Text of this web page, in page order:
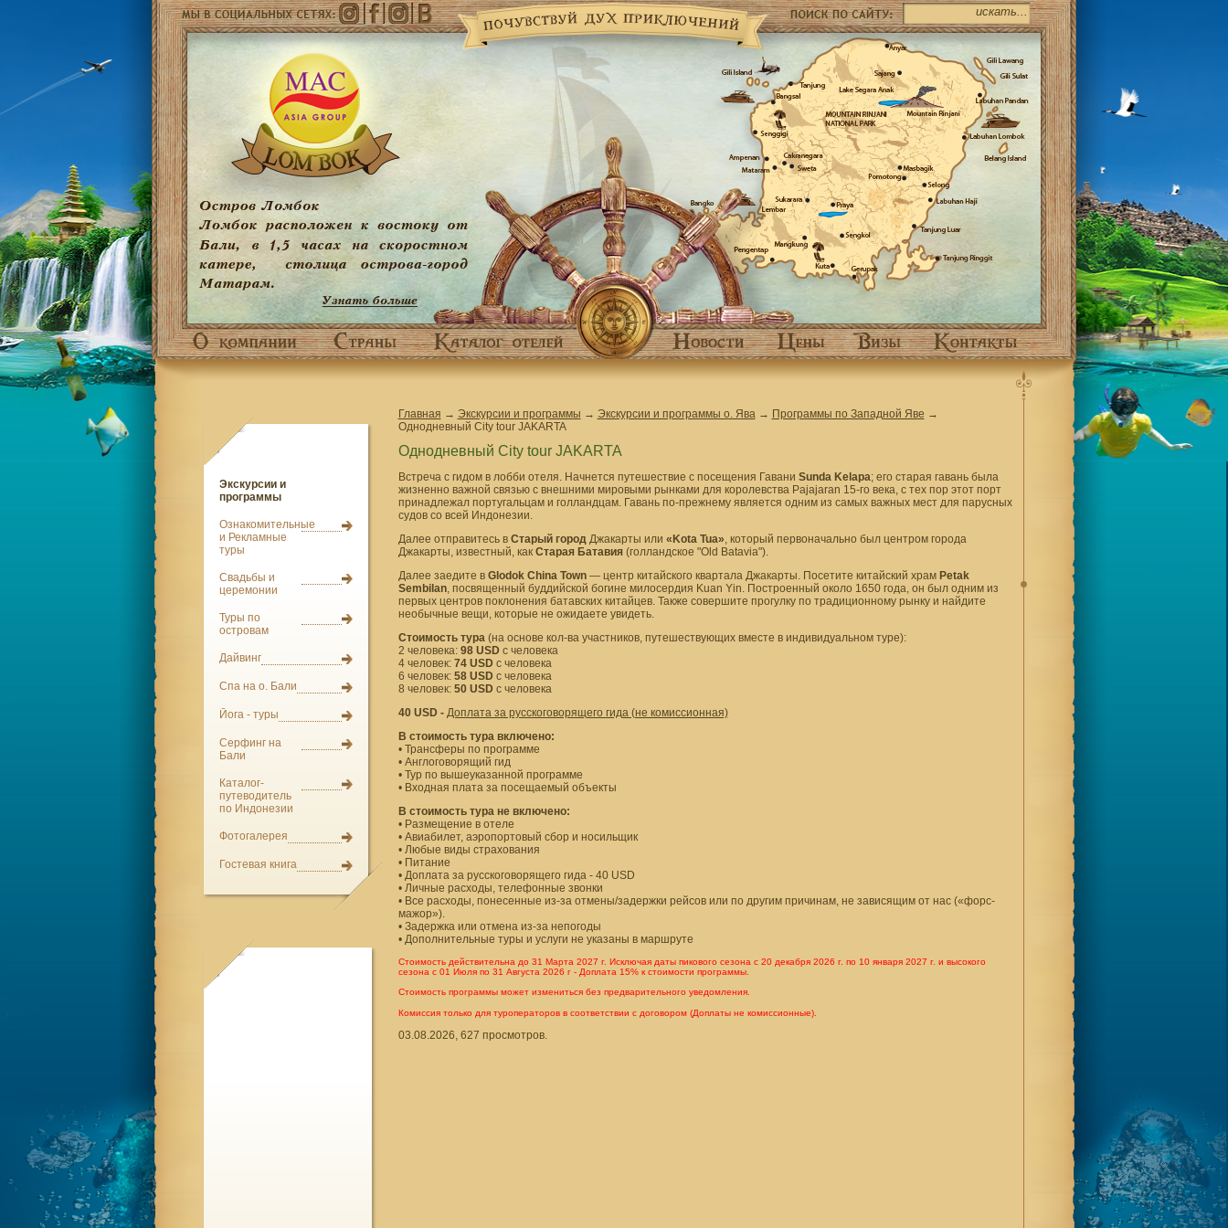
Экскурсии и
программы
Ознакомительные
и Рекламные
туры
Свадьбы и
церемонии
Туры по
островам
Дайвинг
Спа на о. Бали
Йога - туры
Серфинг на
Бали
Каталог-
путеводитель
по Индонезии
Фотогалерея
Гостевая книга
Главная → Экскурсии и программы → Экскурсии и программы о. Ява → Программы по Западной Яве →
Однодневный City tour JAKARTA
Однодневный City tour JAKARTA
Встреча с гидом в лобби отеля. Начнется путешествие с посещения Гавани Sunda Kelapa; его старая гавань была
жизненно важной связью с внешними мировыми рынками для королевства Pajajaran 15-го века, с тех пор этот порт
принадлежал португальцам и голландцам. Гавань по-прежнему является одним из самых важных мест для парусных
судов со всей Индонезии.
Далее отправитесь в Старый город Джакарты или «Kota Tua» , который первоначально был центром города
Джакарты, известный, как Старая Батавия(голландское "Old Batavia").
Далее заедите в Glodok China Town— центр китайского квартала Джакарты. Посетите китайский храм Petak
Sembilan, посвященный буддийской богине милосердия Kuan Yin. Построенный около 1650 года, он был одним из
первых центров поклонения батавских китайцев. Также совершите прогулку по традиционному рынку и найдите
необычные вещи, которые не ожидаете увидеть.
Стоимость тура (на основе кол-ва участников, путешествующих вместе в индивидуальном туре):
2 человека: 98 USD с человека
4 человек: 74 USD с человека
6 человек: 58 USD с человека
8 человек: 50 USD с человека
40 USD - Доплата за русскоговорящего гида (не комиссионная)
В стоимость тура включено:
• Трансферы по программе
• Англоговорящий гид
• Тур по вышеуказанной программе
• Входная плата за посещаемый объекты
В стоимость тура не включено:
• Размещение в отеле
• Авиабилет, аэропортовый сбор и носильщик
• Любые виды страхования
• Питание
• Доплата за русскоговорящего гида - 40 USD
• Личные расходы, телефонные звонки
• Все расходы, понесенные из-за отмены/задержки рейсов или по другим причинам, не зависящим от нас («форс-
мажор»).
• Задержка или отмена из-за непогоды
• Дополнительные туры и услуги не указаны в маршруте
Стоимость действительна до 31 Марта 2027 г. Исключая даты пикового сезона с 20 декабря 2026 г. по 10 января 2027 г. и высокого
сезона с 01 Июля по 31 Августа 2026 г - Доплата 15% к стоимости программы.
Стоимость программы может измениться без предварительного уведомления.
Комиссия только для туроператоров в соответствии с договором (Доплаты не комиссионные).
03.08.2026, 627 просмотров.